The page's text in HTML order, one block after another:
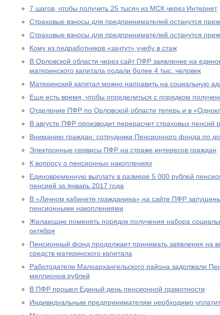
7 шагов, чтобы получить 25 тысяч из МСК через Интернет
Страховые взносы для предпринимателей останутся
Страховые взносы для предпринимателей останутся
Кому из педработников «зачтут» учебу в стаж
В Орловской области через сайт ПФР заявление на
материнского капитала подали более 4 тыс. человек
Материнский капитал можно направить на социальную
Еще есть время, чтобы определиться с порядком
Отделение ПФР по Орловской области теперь и в
В августе ПФР производит перерасчет страховых
Вниманию граждан: сотрудники Пенсионного фонда по
Электронные сервисы ПФР на страже интересов граждан
К вопросу о пенсионных накоплениях
Единовременную выплату в размере 5 000 рублей
пенсией за январь 2017 года
В «Личном кабинете гражданина» на сайте ПФР
пенсионными накоплениями
Желающие поменять порядок получения набора
октября
Пенсионный фонд продолжает принимать заявления на
средств материнского капитала
Работодатели Малоархангельского района задолжали
миллионов рублей
В ПФР прошел Единый день пенсионной грамотности
Индивидуальным предпринимателям необходимо